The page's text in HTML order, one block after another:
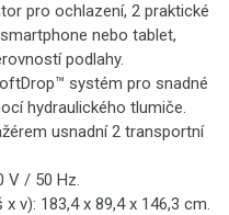
pro ochlazení, 2 praktické
nebo tablet,
podlahy.
systém pro snadné
hydraulického tlumiče.
usnadní 2 transportní
V / 50 Hz.
v): 183,4 x 89,4 x 146,3 cm.